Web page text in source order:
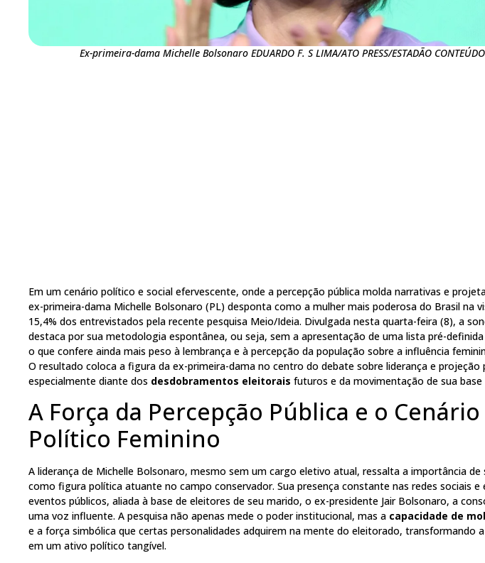
Ex-primeira-dama Michelle Bolsonaro EDUARDO F. S LIMA/ATO PRESS/ESTADÃO CONTEÚDO
Em um cenário político e social efervescente, onde a percepção pública molda narrativas e
ex-primeira-dama Michelle Bolsonaro (PL) desponta como a mulher mais poderosa do Brasil na
15,4% dos entrevistados pela recente pesquisa Meio/Ideia. Divulgada nesta quarta-feira (8), a
destaca por sua metodologia espontânea, ou seja, sem a apresentação de uma lista pré-
o que confere ainda mais peso à lembrança e à percepção da população sobre a influência
O resultado coloca a figura da ex-primeira-dama no centro do debate sobre liderança e projeção
especialmente diante dos desdobramentos eleitorais futuros e da movimentação de sua base
A Força da Percepção Pública e o Cenário
Político Feminino
A liderança de Michelle Bolsonaro, mesmo sem um cargo eletivo atual, ressalta a importância de
como figura política atuante no campo conservador. Sua presença constante nas redes sociais e
eventos públicos, aliada à base de eleitores de seu marido, o ex-presidente Jair Bolsonaro, a
uma voz influente. A pesquisa não apenas mede o poder institucional, mas a capacidade de
e a força simbólica que certas personalidades adquirem na mente do eleitorado, transformando
em um ativo político tangível.